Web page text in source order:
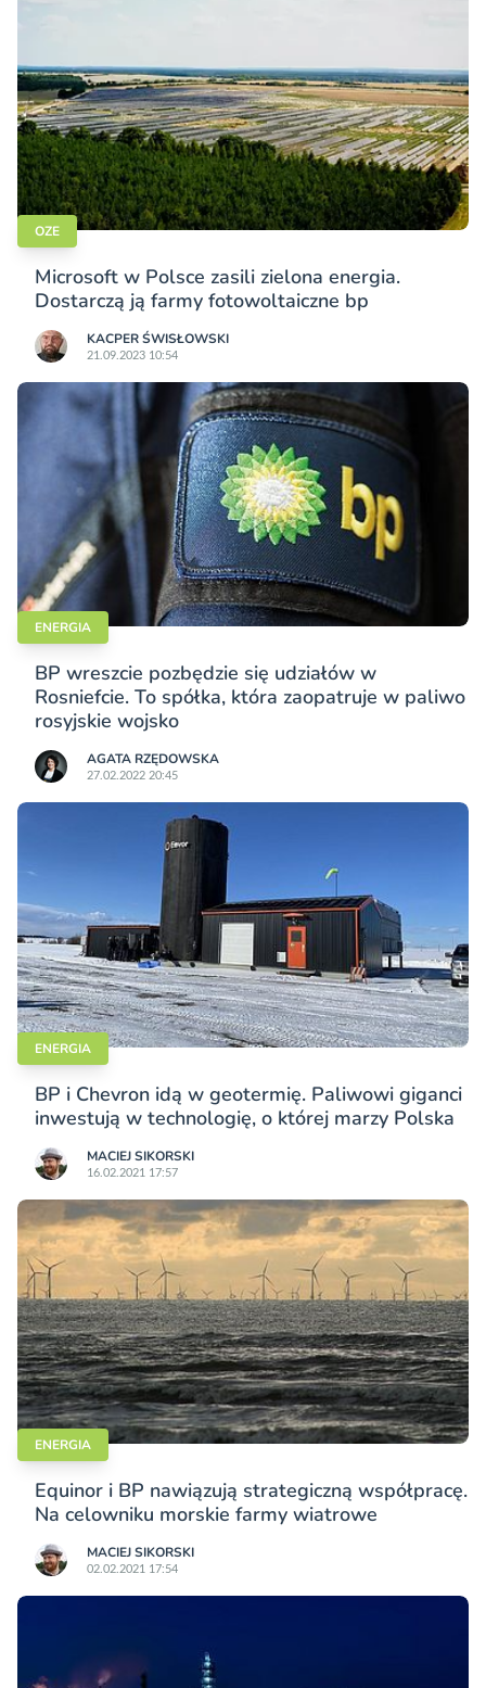
OZE
Microsoft w Polsce zasili zielona energia.
Dostarczą ją farmy fotowoltaiczne bp
KACPER ŚWISŁO­WSKI
21.09.2023 10:54
ENERGIA
BP wreszcie pozbędzie się udziałów w
Rosniefcie. To spółka, która zaopatruje w paliwo
rosyjskie wojsko
AGATA RZĘDOWSKA
27.02.2022 20:45
ENERGIA
BP i Chevron idą w geotermię. Paliwowi giganci
inwestują w technologię, o której marzy Polska
MACIEJ SIKORSKI
16.02.2021 17:57
ENERGIA
Equinor i BP nawiązują strategiczną współpracę.
Na celowniku morskie farmy wiatrowe
MACIEJ SIKORSKI
02.02.2021 17:54